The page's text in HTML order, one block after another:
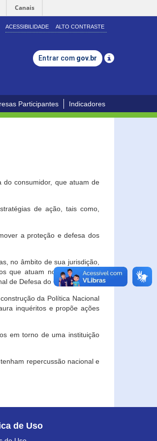
Canais
ACESSIBILIDADE ALTO CONTRASTE
Entrar com gov.br
Participantes Indicadores
do consumidor, que atuam de
de ação, tais como,
a proteção e defesa dos
no âmbito de sua jurisdição,
que atuam no âmbito local,
de Defesa do Consumidor.
da Política Nacional
inquéritos e propõe ações
em torno de uma instituição
repercussão nacional e
de Uso